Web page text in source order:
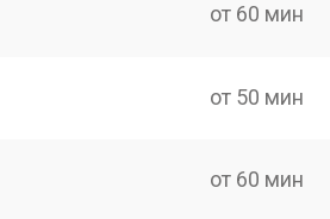
от 60 мин
от 50 мин
от 60 мин